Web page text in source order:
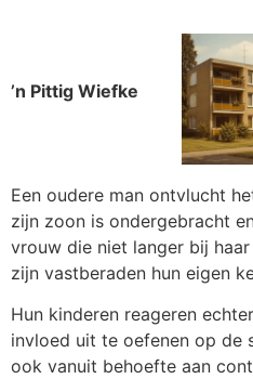
’n Pittig Wiefke
Een oudere man ontvlucht
zijn zoon is ondergebracht
vrouw die niet langer bij
zijn vastberaden hun eigen
Hun kinderen reageren
invloed uit te oefenen op de
ook vanuit behoefte aan